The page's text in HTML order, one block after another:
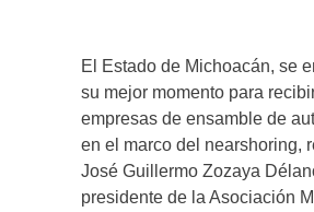
El Estado de Michoacán, se
su mejor momento para
empresas de ensamble de
en el marco del nearshoring,
José Guillermo Zozaya
presidente de la Asociación